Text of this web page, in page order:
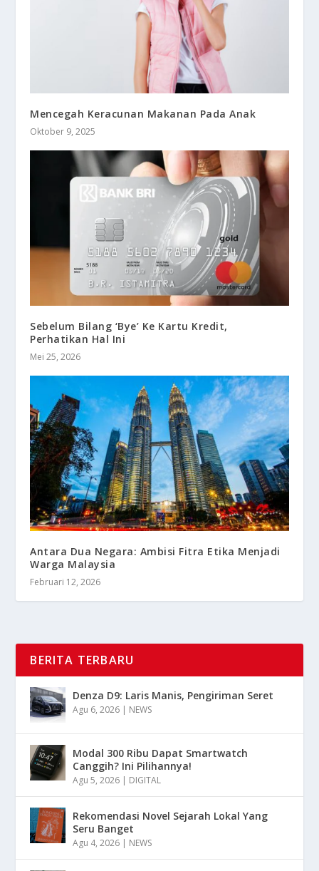
Mencegah Keracunan Makanan Pada Anak
Oktober 9, 2025
Sebelum Bilang ‘Bye’ Ke Kartu Kredit,
Perhatikan Hal Ini
Mei 25, 2026
Antara Dua Negara: Ambisi Fitra Etika Menjadi
Warga Malaysia
Februari 12, 2026
BERITA TERBARU
Denza D9: Laris Manis, Pengiriman Seret
Agu 6, 2026 | NEWS
Modal 300 Ribu Dapat Smartwatch
Canggih? Ini Pilihannya!
Agu 5, 2026 | DIGITAL
Rekomendasi Novel Sejarah Lokal Yang
Seru Banget
Agu 4, 2026 | NEWS